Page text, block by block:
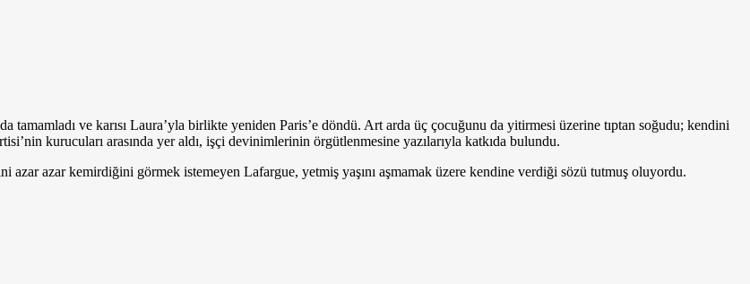
tamamladı ve karısı Laura’yla birlikte yeniden Paris’e döndü. Art arda üç çocuğunu da yitirmesi üzerine tıptan soğudu; kendini
kurucuları arasında yer aldı, işçi devinimlerinin örgütlenmesine yazılarıyla katkıda bulundu.
azar azar kemirdiğini görmek istemeyen Lafargue, yetmiş yaşını aşmamak üzere kendine verdiği sözü tutmuş oluyordu.